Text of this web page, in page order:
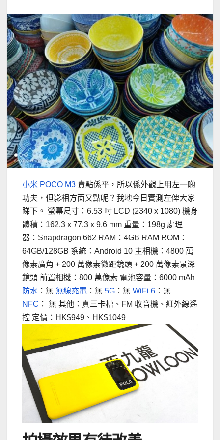
小米 POCO M3 賣點係平，所以係外觀上用左一啲
功夫，但影相方面又點呢？我地今日實測左俾大家
睇下。 螢幕尺寸：6.53 吋 LCD (2340 x 1080) 機身
體積：162.3 x 77.3 x 9.6 mm 重量：198g 處理
器：Snapdragon 662 RAM：4GB RAM ROM：
64GB/128GB 系統：Android 10 主相機：4800 萬
像素廣角 + 200 萬像素微距鏡頭 + 200 萬像素景深
鏡頭 前置相機：800 萬像素 電池容量：6000 mAh
防水 ：無 無線充電 ：無 5G ：無 WiFi 6 ：無
NFC ： 無 其他：真三卡槽、FM 收音機、紅外線遙
控 定價：HK$949、HK$1049